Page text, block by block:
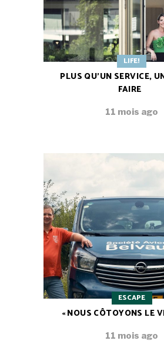
LIFE!
PLUS QU’UN SERVICE,
FAIRE
11 mois ago
ESCAPE
« NOUS CÔTOYONS LE
11 mois ago